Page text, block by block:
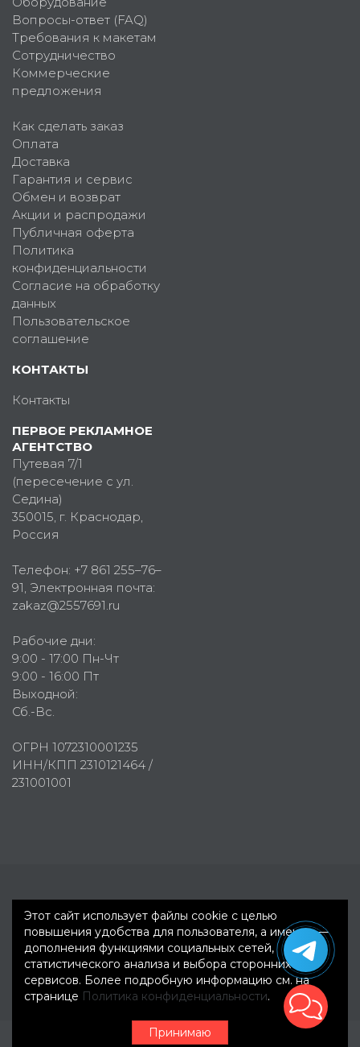
Вопросы-ответ (FAQ)
Требования к макетам
Сотрудничество
Коммерческие
предложения
Как сделать заказ
Оплата
Доставка
Гарантия и сервис
Обмен и возврат
Акции и распродажи
Публичная оферта
Политика
конфиденциальности
Согласие на обработку
данных
Пользовательское
соглашение
КОНТАКТЫ
Контакты
ПЕРВОЕ РЕКЛАМНОЕ
АГЕНТСТВО
Путевая 7/1
(пересечение с ул.
Седина)
350015, г. Краснодар,
Россия
Телефон: +7 861 255–76–
91, Электронная почта:
zakaz@2557691.ru
Рабочие дни:
9:00 - 17:00 Пн-Чт
9:00 - 16:00 Пт
Выходной:
Сб.-Вс.
ОГРН 1072310001235
ИНН/КПП 2310121464 /
231001001
Этот сайт использует файлы cookie с целью
повышения удобства для пользователя, а именно —
дополнения функциями социальных сетей,
статистического анализа и выбора сторонних
сервисов. Более подробную информацию см. на
странице Политика конфиденциальности.
Принимаю